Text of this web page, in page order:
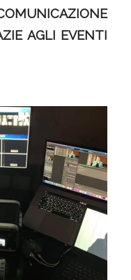
AGLI EVENTI